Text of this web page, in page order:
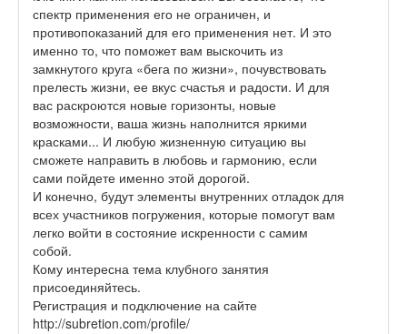
спектр применения его не ограничен, и
противопоказаний для его применения нет. И это
именно то, что поможет вам выскочить из
замкнутого круга «бега по жизни», почувствовать
прелесть жизни, ее вкус счастья и радости. И для
вас раскроются новые горизонты, новые
возможности, ваша жизнь наполнится яркими
красками... И любую жизненную ситуацию вы
сможете направить в любовь и гармонию, если
сами пойдете именно этой дорогой.
И конечно, будут элементы внутренних отладок для
всех участников погружения, которые помогут вам
легко войти в состояние искренности с самим
собой.
Кому интересна тема клубного занятия
присоединяйтесь.
Регистрация и подключение на сайте
http://subretion.com/profile/